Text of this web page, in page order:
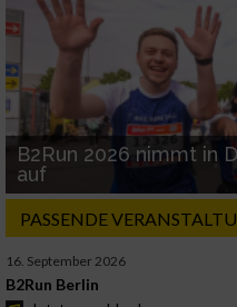
B2Run 2026 nimmt in
auf
PASSENDE
16. September 2026
B2Run Berlin